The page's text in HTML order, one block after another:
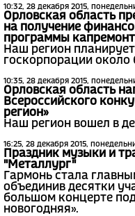
10:32, 28 декабря 2015,
Орловская область
на получение
программы
Наш регион
госкорпорации около
10:35, 28 декабря 2015,
Орловская область
Всероссийского
регион»
Наш регион вошел в
16:25, 28 декабря 2015,
Праздник музыки и
"Металлург"
Гармонь стала
объединив десятки
большом концерте
новогодняя».